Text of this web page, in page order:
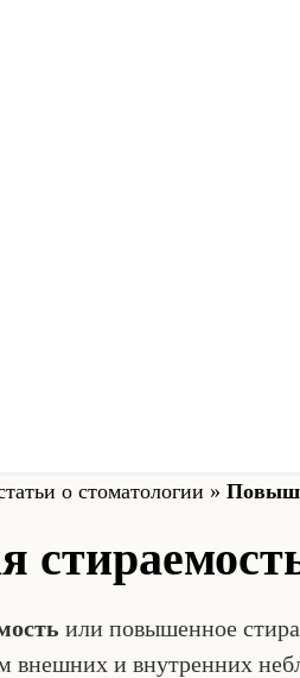
о стоматологии »
или повышенное
внешних и внутренних